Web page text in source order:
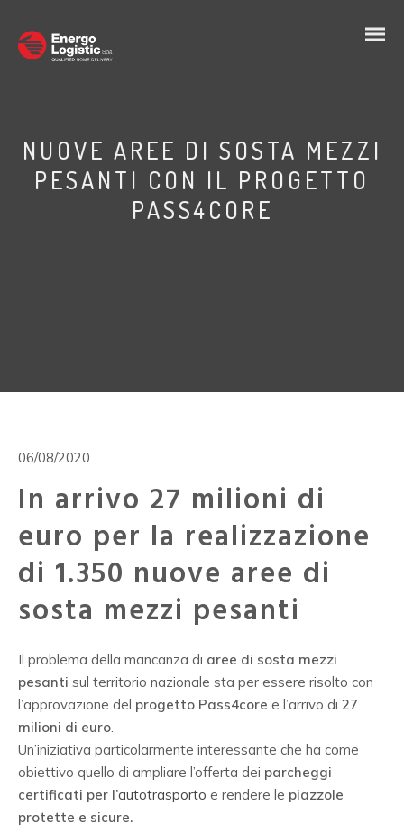
NUOVE AREE DI SOSTA MEZZI
PESANTI CON IL PROGETTO
PASS4CORE
06/08/2020
In arrivo 27 milioni di
euro per la realizzazione
di 1.350 nuove aree di
sosta mezzi pesanti
Il problema della mancanza di aree di sosta mezzi
pesanti sul territorio nazionale sta per essere risolto con
l’approvazione del progetto Pass4core e l’arrivo di 27
milioni di euro.
Un’iniziativa particolarmente interessante che ha come
obiettivo quello di ampliare l’offerta dei parcheggi
certificati per l’autotrasporto e rendere le piazzole
protette e sicure.